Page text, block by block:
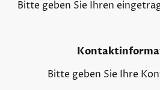
Bitte geben Sie Ihren
Bitte geben Sie Ihre